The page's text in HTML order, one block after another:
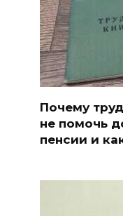
Почему
не помочь
пенсии и